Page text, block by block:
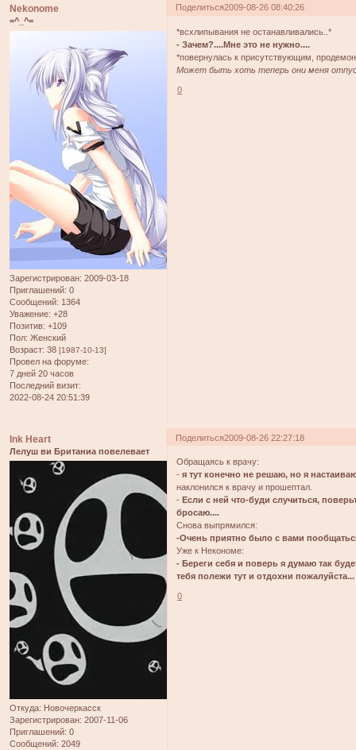
Поделиться2009-08-26 08:40:26
Nekonome
=^_^=
Зарегистрирован: 2009-03-18
Приглашений: 0
Сообщений: 1364
Уважение: +28
Позитив: +109
Пол: Женский
Возраст: 38 [1987-10-13]
Провел на форуме:
7 дней 20 часов
Последний визит:
2022-08-24 20:51:39
*всхлипывания не останавливались..*
- Зачем?....Мне это не нужно....
*повернулась к присутствующим,
Может быть хоть теперь они меня
0
Поделиться2009-08-26 22:27:18
Ink Heart
Лелуш ви Британиа повелевает
Откуда: Новочеркасск
Зарегистрирован: 2007-11-06
Приглашений: 0
Сообщений: 2049
Обращаясь к врачу:
-я тут конечно не решаю, но я
наклонился к врачу и прошептал.
- Если с ней что-буди случиться,
бросаю....
Снова выпрямился:
-Очень приятно было с вами
Уже к Некономе:
- Береги себя и поверь я думаю так
тебя полежи тут и отдохни пожалуйста...
0